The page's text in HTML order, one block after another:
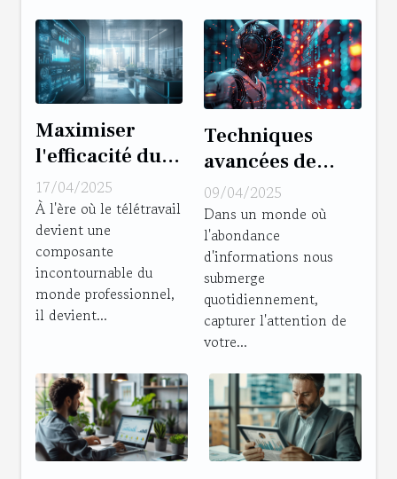
Maximiser
l'efficacité du
télétravail
stratégies
éprouvées pour
les managers
17/04/2025
À l'ère où le télétravail
devient une
composante
incontournable du
monde professionnel,
il devient...
Techniques
avancées de
personnalisation
des messages
pour augmenter
l'engagement
09/04/2025
Dans un monde où
l'abondance
d'informations nous
submerge
quotidiennement,
capturer l'attention de
votre...